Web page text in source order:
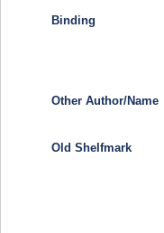
Binding
Other Author/Name
Old Shelfmark